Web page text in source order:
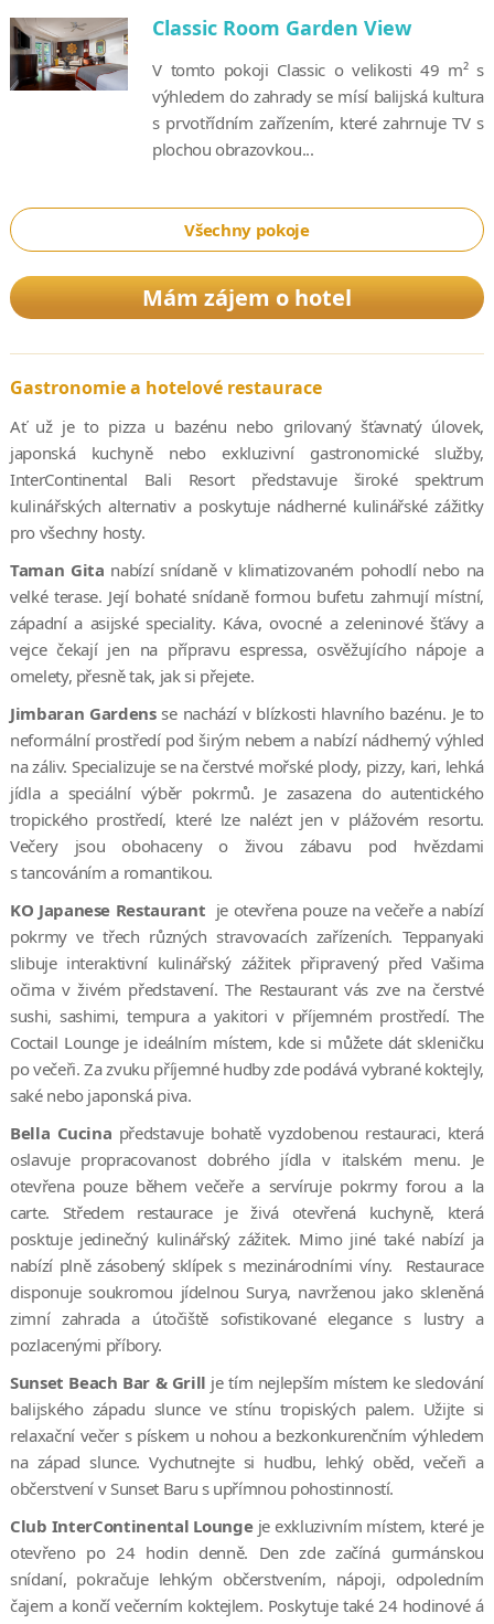
Classic Room Garden View
V tomto pokoji Classic o velikosti 49 m² s
výhledem do zahrady se mísí balijská kultura
s prvotřídním zařízením, které zahrnuje TV s
plochou obrazovkou...
Všechny pokoje
Mám zájem o hotel
Gastronomie a hotelové restaurace
Ať už je to pizza u bazénu nebo grilovaný šťavnatý úlovek,
japonská kuchyně nebo exkluzivní gastronomické služby,
InterContinental Bali Resort představuje široké spektrum
kulinářských alternativ a poskytuje nádherné kulinářské zážitky
pro všechny hosty.
Taman Gita nabízí snídaně v klimatizovaném pohodlí nebo na
velké terase. Její bohaté snídaně formou bufetu zahrnují místní,
západní a asijské speciality. Káva, ovocné a zeleninové šťávy a
vejce čekají jen na přípravu espressa, osvěžujícího nápoje a
omelety, přesně tak, jak si přejete.
Jimbaran Gardensse nachází v blízkosti hlavního bazénu. Je to
neformální prostředí pod širým nebem a nabízí nádherný výhled
na záliv. Specializuje se na čerstvé mořské plody, pizzy, kari, lehká
jídla a speciální výběr pokrmů. Je zasazena do autentického
tropického prostředí, které lze nalézt jen v plážovém resortu.
Večery jsou obohaceny o živou zábavu pod hvězdami
s tancováním a romantikou.
KO Japanese Restaurant je otevřena pouze na večeře a nabízí
pokrmy ve třech různých stravovacích zařízeních. Teppanyaki
slibuje interaktivní kulinářský zážitek připravený před Vašima
očima v živém představení. The Restaurant vás zve na čerstvé
sushi, sashimi, tempura a yakitori v příjemném prostředí. The
Coctail Lounge je ideálním místem, kde si můžete dát skleničku
po večeři. Za zvuku příjemné hudby zde podává vybrané koktejly,
saké nebo japonská piva.
Bella Cucina představuje bohatě vyzdobenou restauraci, která
oslavuje propracovanost dobrého jídla v italském menu. Je
otevřena pouze během večeře a servíruje pokrmy forou a la
carte. Středem restaurace je živá otevřená kuchyně, která
posktuje jedinečný kulinářský zážitek. Mimo jiné také nabízí ja
nabízí plně zásobený sklípek s mezinárodními víny. Restaurace
disponuje soukromou jídelnou Surya, navrženou jako skleněná
zimní zahrada a útočiště sofistikované elegance s lustry a
pozlacenými příbory.
Sunset Beach Bar & Grill je tím nejlepším místem ke sledování
balijského západu slunce ve stínu tropiských palem. Užijte si
relaxační večer s pískem u nohou a bezkonkurenčním výhledem
na západ slunce. Vychutnejte si hudbu, lehký oběd, večeři a
občerstvení v Sunset Baru s upřímnou pohostinností.
Club InterContinental Loungeje exkluzivním místem, které je
otevřeno po 24 hodin denně. Den zde začíná gurmánskou
snídaní, pokračuje lehkým občerstvením, nápoji, odpoledním
čajem a končí večerním koktejlem. Poskytuje také 24 hodinové á